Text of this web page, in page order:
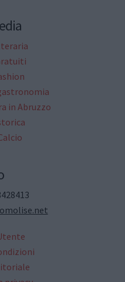
in Abruzzo